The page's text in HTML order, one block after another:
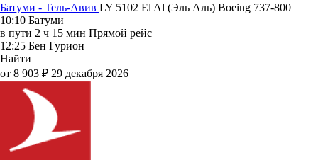
Батуми - Тель-Авив LY 5102 El Al (Эль Аль) Boeing 737-800
10:10 Батуми
в пути 2 ч 15 мин Прямой рейс
12:25 Бен Гурион
Найти
от 8 903 ₽ 29 декабря 2026